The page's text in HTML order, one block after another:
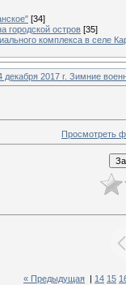
[34]
городской остров [35]
комплекса в селе
декабря 2017 г. Зимние
Просмотреть
« Предыдущая 14 15